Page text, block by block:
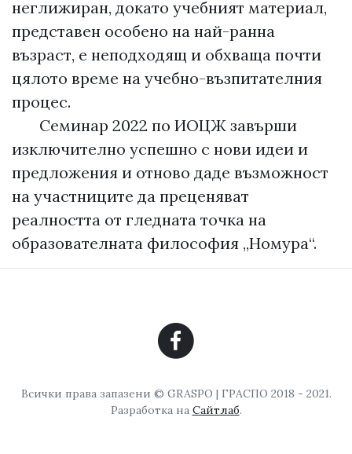
неглижиран, докато учебният материал,
представен особено на най-ранна
възраст, е неподходящ и обхваща почти
цялото време на учебно-възпитателния
процес.
Семинар 2022 по ИОЦЖ завърши
изключително успешно с нови идеи и
предложения и отново даде възможност
на участниците да преценяват
реалността от гледната точка на
образователната философия „Номура“.
Всички права запазени © GRASPO | ГРАСПО 2018 - 2021.
Разработка на Сайтлаб.